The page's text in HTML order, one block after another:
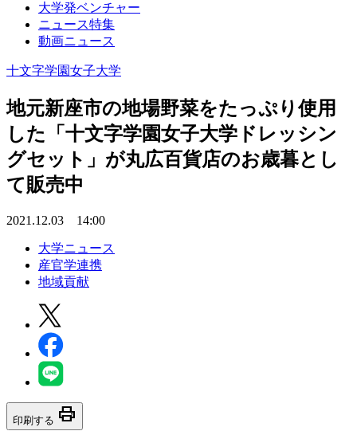
大学発ベンチャー
ニュース特集
動画ニュース
十文字学園女子大学
地元新座市の地場野菜をたっぷり使用
した「十文字学園女子大学ドレッシン
グセット」が丸広百貨店のお歳暮とし
て販売中
2021.12.03 14:00
大学ニュース
産官学連携
地域貢献
印刷する print